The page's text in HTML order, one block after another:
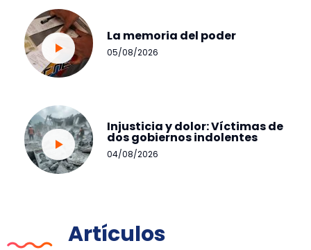
La memoria del poder
05/08/2026
Injusticia y dolor: Víctimas de
dos gobiernos indolentes
04/08/2026
Artículos